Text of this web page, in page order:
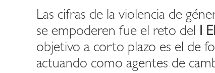
Las cifras de la violencia de
se empoderen fue el reto del I
objetivo a corto plazo es el de
actuando como agentes de